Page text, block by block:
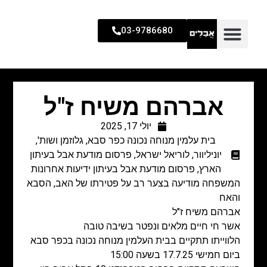
03-9786680
אברהם משיח ז"ל
יולי 17, 2025
בית עלמין מנוחה נכונה כפר סבא, גלוזמן ושות',
יוניליוור, לוריאל ישראל, פרסום מודעת אבל בעיתון
הארץ, פרסום מודעת אבל בעיתון ידיעות אחרונות
המשפחה מודיעה בצער רב על פטירתו של האב, הסבא
והאח
אברהם משיח ז"ל
אשר חי חיים מלאים ונפטר בשיבה טובה
הלווייתו תתקיים בבית העלמין מנוחה נכונה בכפר סבא
ביום חמישי 17.7.25 בשעה 15:00